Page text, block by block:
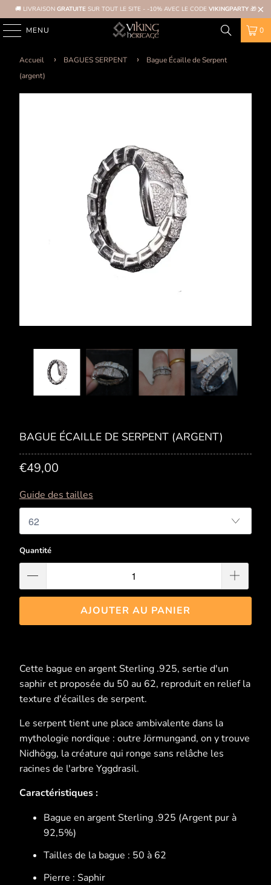
🚚 LIVRAISON GRATUITE SUR TOUT LE SITE - -10% AVEC LE CODE VIKINGPARTY 🎁
MENU 0
Accueil BAGUES SERPENT
Bague Écaille de Serpent
(argent)
BAGUE ÉCAILLE DE SERPENT (ARGENT)
€49,00
Guide des tailles
Quantité
AJOUTER AU PANIER
Cette bague en argent Sterling .925, sertie d'un
saphir et proposée du 50 au 62, reproduit en relief la
texture d'écailles de serpent.
Le serpent tient une place ambivalente dans la
mythologie nordique : outre Jörmungand, on y trouve
Nidhögg, la créature qui ronge sans relâche les
racines de l'arbre Yggdrasil.
Caractéristiques :
Bague en argent Sterling .925 (Argent pur à
92,5%)
Tailles de la bague : 50 à 62
Pierre : Saphir